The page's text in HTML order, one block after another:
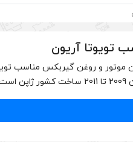
تویوتا آریون
…